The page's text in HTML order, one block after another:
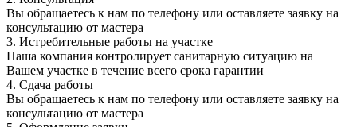
Вы обращаетесь к нам по телефону или оставляете заявку на
консультацию от мастера
3. Истребительные работы на участке
Наша компания контролирует санитарную ситуацию на
Вашем участке в течение всего срока гарантии
4. Сдача работы
Вы обращаетесь к нам по телефону или оставляете заявку на
консультацию от мастера